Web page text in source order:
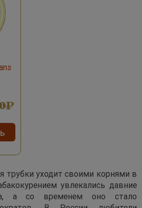
трубки уходит своими корнями в
увлекались давние
а со временем оно стало